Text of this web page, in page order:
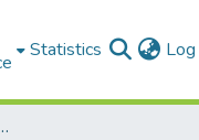
Statistics
Amazónica